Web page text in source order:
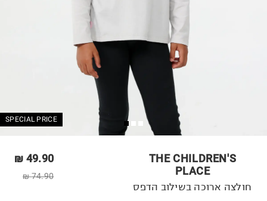
SPECIAL PRICE
THE CHILDREN'S
PLACE
49.90 ₪
74.90 ₪
חולצה ארוכה בשילוב הדפס